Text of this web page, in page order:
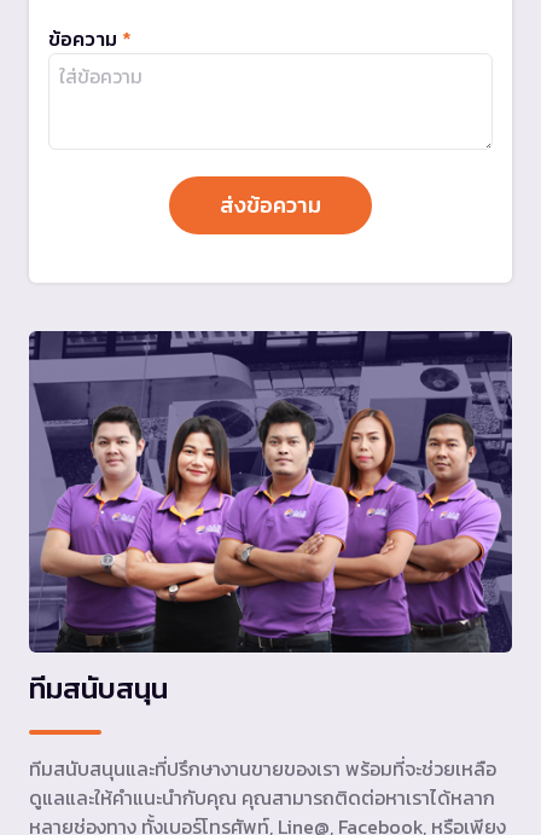
ข้อความ *
ทีมสนับสนุน
ทีมสนับสนุนและที่ปรึกษางานขายของเรา พร้อมที่จะช่วยเหลือ
ดูแลและให้คำแนะนำกับคุณ คุณสามารถติดต่อหาเราได้หลาก
หลายช่องทาง ทั้งเบอร์โทรศัพท์, Line@, Facebook, หรือเพียง